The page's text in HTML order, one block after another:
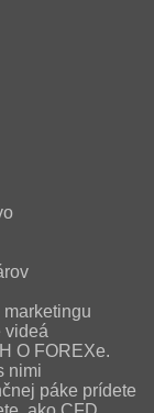
videá
O FOREXe.
nimi
páke prídete